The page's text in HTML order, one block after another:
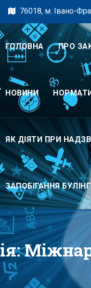
76018, м. Івано-
ГОЛОВНА ПРО
НОВИНИ
ЯК ДІЯТИ ПРИ
ЗАПОБІГАННЯ